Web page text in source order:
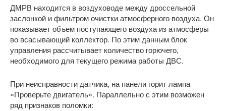
ДМРВ находится в воздуховоде между дроссельной
заслонкой и фильтром очистки атмосферного воздуха. Он
показывает объем поступающего воздуха из атмосферы
во всасывающий коллектор. По этим данным блок
управления рассчитывает количество горючего,
необходимого для текущего режима работы ДВС.
При неисправности датчика, на панели горит лампа
«Проверьте двигатель». Параллельно с этим возможен
ряд признаков поломки: